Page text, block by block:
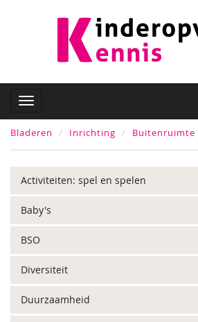
Bladeren Inrichting Buitenruimte
Activiteiten: spel en spelen
Baby's
BSO
Diversiteit
Duurzaamheid